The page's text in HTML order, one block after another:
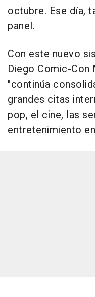
octubre. Ese día,
panel.
Con este nuevo
Diego Comic-Con
"continúa
grandes citas
pop, el cine, las
entretenimiento